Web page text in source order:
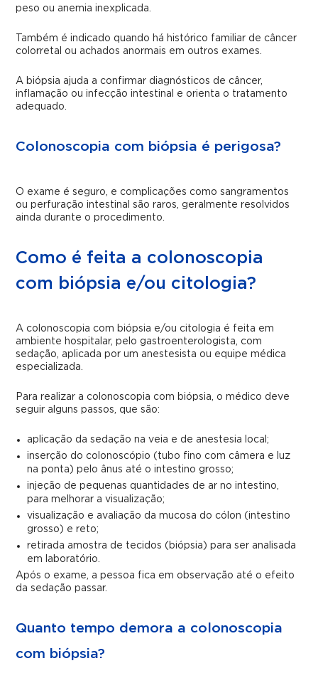
peso ou anemia inexplicada.
Também é indicado quando há histórico familiar de câncer
colorretal ou achados anormais em outros exames.
A biópsia ajuda a confirmar diagnósticos de câncer,
inflamação ou infecção intestinal e orienta o tratamento
adequado.
Colonoscopia com biópsia é perigosa?
O exame é seguro, e complicações como sangramentos
ou perfuração intestinal são raros, geralmente resolvidos
ainda durante o procedimento.
Como é feita a colonoscopia
com biópsia e/ou citologia?
A colonoscopia com biópsia e/ou citologia é feita em
ambiente hospitalar, pelo gastroenterologista, com
sedação, aplicada por um anestesista ou equipe médica
especializada.
Para realizar a colonoscopia com biópsia, o médico deve
seguir alguns passos, que são:
aplicação da sedação na veia e de anestesia local;
inserção do colonoscópio (tubo fino com câmera e luz
na ponta) pelo ânus até o intestino grosso;
injeção de pequenas quantidades de ar no intestino,
para melhorar a visualização;
visualização e avaliação da mucosa do cólon (intestino
grosso) e reto;
retirada amostra de tecidos (biópsia) para ser analisada
em laboratório.
Após o exame, a pessoa fica em observação até o efeito
da sedação passar.
Quanto tempo demora a colonoscopia
com biópsia?